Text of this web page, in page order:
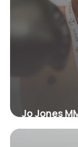
Jo Jones
Combats